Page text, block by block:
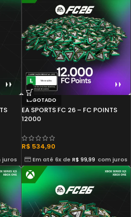
juros
ESGOTADO
EA SPORTS FC 26 – FC POINTS
12000
R$ 534,90
Em até 6x de R$ 99,99 com juros